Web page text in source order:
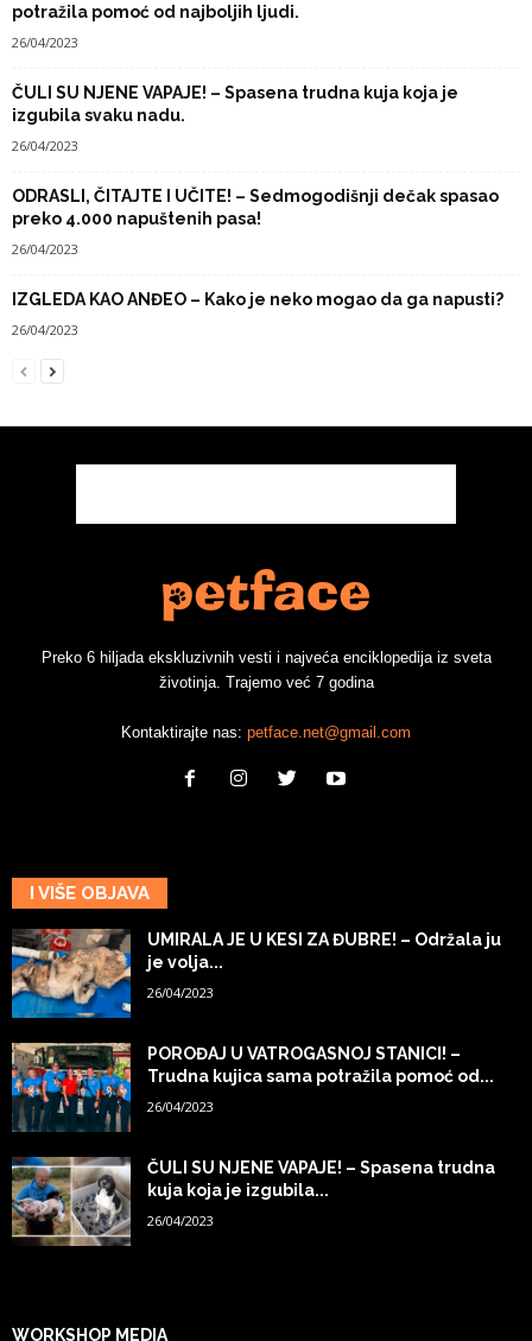
potražila pomoć od najboljih ljudi.
26/04/2023
ČULI SU NJENE VAPAJE! – Spasena trudna kuja koja je
izgubila svaku nadu.
26/04/2023
ODRASLI, ČITAJTE I UČITE! – Sedmogodišnji dečak spasao
preko 4.000 napuštenih pasa!
26/04/2023
IZGLEDA KAO ANĐEO – Kako je neko mogao da ga napusti?
26/04/2023
Preko 6 hiljada ekskluzivnih vesti i najveća enciklopedija iz sveta
životinja. Trajemo već 7 godina
Kontaktirajte nas: petface.net@gmail.com
I VIŠE OBJAVA
UMIRALA JE U KESI ZA ĐUBRE! – Održala ju
je volja...
26/04/2023
POROĐAJ U VATROGASNOJ STANICI! –
Trudna kujica sama potražila pomoć od...
26/04/2023
ČULI SU NJENE VAPAJE! – Spasena trudna
kuja koja je izgubila...
26/04/2023
WORKSHOP MEDIA